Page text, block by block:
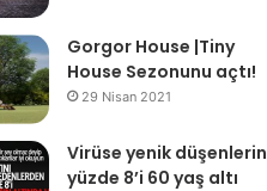
Gorgor House |Tiny
House Sezonunu açtı!
29 Nisan 2021
Virüse yenik düşenlerin
yüzde 8’i 60 yaş altı